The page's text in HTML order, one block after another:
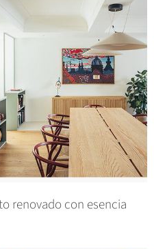
renovado con esencia